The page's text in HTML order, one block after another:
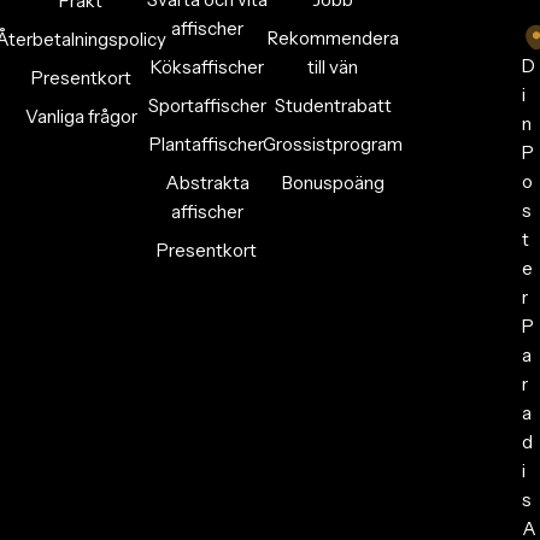
Presentkort
Vanliga frågor
affischer
Köksaffischer
Sportaffischer
Plantaffischer
Abstrakta
affischer
Presentkort
Rekommendera
till vän
Studentrabatt
Grossistprogram
Bonuspoäng
D
i
n
P
o
s
t
e
r
P
a
r
a
d
i
s
A